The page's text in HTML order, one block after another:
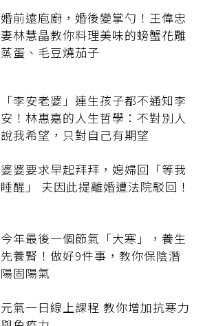
婚前遠庖廚，婚後變掌勺！王偉忠
妻林慧晶教你料理美味的螃蟹花雕
蒸蛋、毛豆燒茄子
「李安老婆」連生孩子都不通知李
安！林惠嘉的人生哲學：不對別人
說我希望，只對自己有期望
婆婆要求早起拜拜，媳婦回「等我
睡醒」 夫因此提離婚遭法院駁回！
今年最後一個節氣「大寒」，養生
先養腎！做好9件事，教你保陰潛
陽固陽氣
元氣一日線上課程 教你增加抗寒力